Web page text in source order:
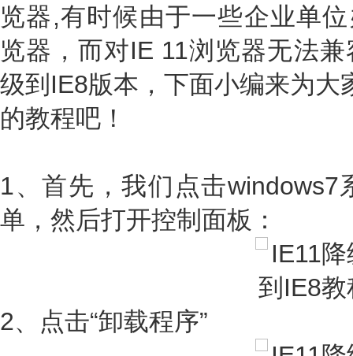
览器,有时候由于一些企业单
览器，而对IE 11浏览器无法
级到IE8版本，下面小编来为大
的教程吧！
1、首先，我们点击
单，然后打开控制面板：
2、点击“卸载程序”